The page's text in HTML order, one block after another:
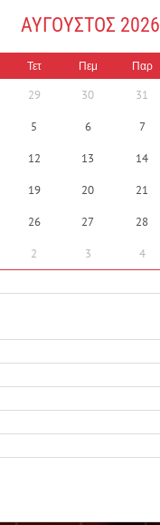
ΑΎΓΟΥΣΤΟΣ 2026
Τετ Πεμ Παρ
29 30 31
5 6 7
12 13 14
19 20 21
26 27 28
2 3 4